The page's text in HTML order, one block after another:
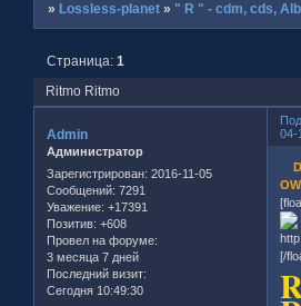
» Lossless-planet » " R " - cdm, cds,
Ritmo Ritmo
Страница:1
04-
Admin
Администратор
Зарегистрирован: 2016-11-05
Сообщений: 7291
Уважение: +17391
Позитив: +608
Провел на форуме:
3 месяца 7 дней
Последний визит:
Сегодня 10:49:30
[/